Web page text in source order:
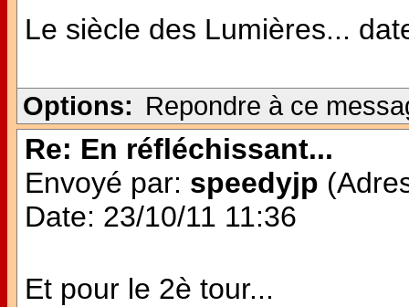
Le siècle des Lumières...
Options: Repondre à ce
Re: En réfléchissant...
Envoyé par: speedyjp
Date: 23/10/11 11:36
Et pour le 2è tour...